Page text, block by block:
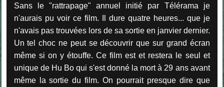
Sans le "rattrapage" annuel initié par Télérama je
n'aurais pu voir ce film. Il dure quatre heures... que je
n'avais pas trouvées lors de sa sortie en janvier dernier.
Un tel choc ne peut se découvrir que sur grand écran
même si on y étouffe. Ce film est et restera le seul et
unique de Hu Bo qui s'est donné la mort à 29 ans avant
même la sortie du film. On pourrait presque dire que